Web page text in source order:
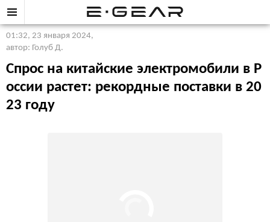
01:32, 23 января 2024,
автор: Голуб Д.
Спрос на китайские электромобили в Р
оссии растет: рекордные поставки в 20
23 году